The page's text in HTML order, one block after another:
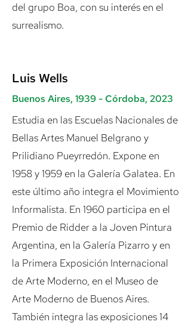
del grupo Boa, con su interés en el
surrealismo.
Luis Wells
Buenos Aires, 1939 -Córdoba, 2023
Estudia en las Escuelas Nacionales de
Bellas Artes Manuel Belgrano y
Prilidiano Pueyrredón. Expone en
1958 y 1959 en la Galería Galatea. En
este último año integra el Movimiento
Informalista. En 1960 participa en el
Premio de Ridder a la Joven Pintura
Argentina, en la Galería Pizarro y en
la Primera Exposición Internacional
de Arte Moderno, en el Museo de
Arte Moderno de Buenos Aires.
También integra las exposiciones 14